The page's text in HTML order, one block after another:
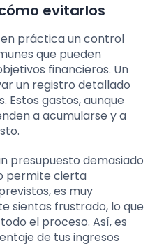
evitarlos
práctica un control
que pueden
financieros. Un
un registro detallado
Estos gastos, aunque
a acumularse y a
presupuesto demasiado
permite cierta
es muy
sientas frustrado, lo que
el proceso. Así, es
de tus ingresos